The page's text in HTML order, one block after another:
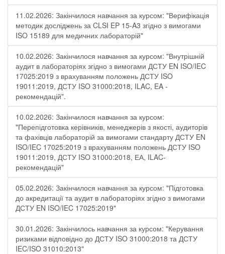
11.02.2026: Закінчилося навчання за курсом: "Верифікація
методик досліджень за CLSI EP 15-A3 згідно з вимогами
ISO 15189 для медичних лабораторій"
10.02.2026: Закінчилося навчання за курсом: "Внутрішній
аудит в лабораторіях згідно з вимогами ДСТУ EN ISO/IEC
17025:2019 з врахуванням положень ДСТУ ISO
19011:2019, ДСТУ ISO 31000:2018, ILAC, EA -
рекомендацій".
10.02.2026: Закінчилося навчання за курсом:
"Перепідготовка керівників, менеджерів з якості, аудиторів
та фахівців лабораторій за вимогами стандарту ДСТУ EN
ISO/IEC 17025:2019 з врахуванням положень ДСТУ ISO
19011:2019, ДСТУ ISO 31000:2018, ЕА, ILAC-
рекомендацій"
05.02.2026: Закінчилося навчання за курсом: "Підготовка
до акредитації та аудит в лабораторіях згідно з вимогами
ДСТУ EN ISO/IEC 17025:2019"
30.01.2026: Закінчилось навчання за курсом: "Керування
ризиками відповідно до ДСТУ ISO 31000:2018 та ДСТУ
IEC/ISO 31010:2013"